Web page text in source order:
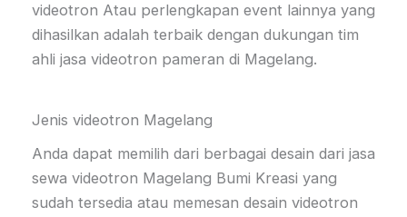
videotron Atau perlengkapan event lainnya yang
dihasilkan adalah terbaik dengan dukungan tim
ahli jasa videotron pameran di Magelang.
Jenis videotron Magelang
Anda dapat memilih dari berbagai desain dari jasa
sewa videotron Magelang Bumi Kreasi yang
sudah tersedia atau memesan desain videotron